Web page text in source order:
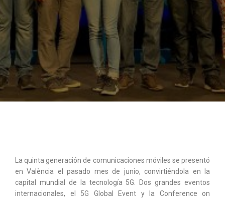
La quinta generación de comunicaciones móviles se presentó
en València el pasado mes de junio, convirtiéndola en la
capital mundial de la tecnología 5G. Dos grandes eventos
internacionales, el 5G Global Event y la Conference on